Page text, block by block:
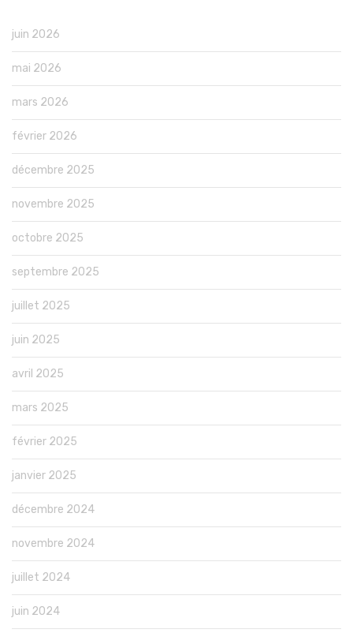
juin 2026
mai 2026
mars 2026
février 2026
décembre 2025
novembre 2025
octobre 2025
septembre 2025
juillet 2025
juin 2025
avril 2025
mars 2025
février 2025
janvier 2025
décembre 2024
novembre 2024
juillet 2024
juin 2024